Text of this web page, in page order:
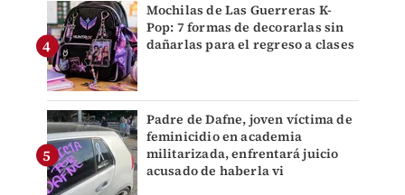
Mochilas de Las Guerreras K-
Pop: 7 formas de decorarlas sin
dañarlas para el regreso a clases
Padre de Dafne, joven víctima de
feminicidio en academia
militarizada, enfrentará juicio
acusado de haberla vi